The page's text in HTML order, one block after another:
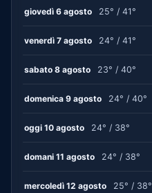
giovedì 6 agosto 25° / 41°
venerdì 7 agosto 24° / 41°
sabato 8 agosto 23° / 40°
domenica 9 agosto 24° / 40°
oggi 10 agosto 24° / 38°
domani 11 agosto 24° / 38°
mercoledì 12 agosto 25° / 38°